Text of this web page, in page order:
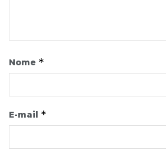
Nome *
E-mail *